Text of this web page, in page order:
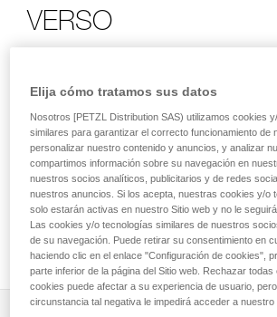
VERSO
utilización con uno o dos cabos de
¡El más ligero de la gama Petzl! El VERSO
fácil de utilizar. Puedes asegurar a un
descensos en rápel. Su diseño específico
circulación de la cuerda en el aparato,
desgaste. Es adecuado para la mayoría
cuerda: simple de 8,5 a 11 mm, doble de
gemela de 6,9 a 9,2 mm.
Elija cómo tratamos sus datos
Nosotros [PETZL Distribution SAS) utilizamos cookies
similares para garantizar el correcto funcionamiento de
personalizar nuestro contenido y anuncios, y analizar
compartimos información sobre su navegación en
nuestros socios analíticos, publicitarios y de redes
nuestros anuncios. Si los acepta, nuestras cookies y/o
solo estarán activas en nuestro Sitio web y no le
Las cookies y/o tecnologías similares de nuestros
de su navegación. Puede retirar su consentimiento en
haciendo clic en el enlace "Configuración de cookies",
parte inferior de la página del Sitio web. Rechazar todas
cookies puede afectar a su experiencia de usuario,
circunstancia tal negativa le impedirá acceder a nuestro